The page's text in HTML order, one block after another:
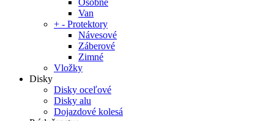
Osobné
Van
+ - Protektory
Návesové
Záberové
Zimné
Vložky
Disky
Disky oceľové
Disky alu
Dojazdové kolesá